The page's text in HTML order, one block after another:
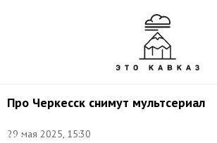
Про Черкесск снимут мультсериал
29 мая 2025, 15:30
Иван